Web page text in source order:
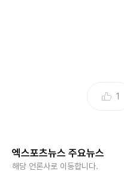
수업')에서는 천명훈이 신입
는 "살도 너무 많이 빠지고
다"며 동안에 감탄했다. 이
1
엑스포츠뉴스 주요뉴스
해당 언론사로 이동합니다.